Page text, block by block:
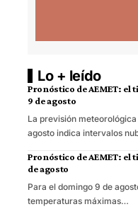
Lo + leído
Pronóstico de AEMET: el
9 de agosto
La previsión
agosto indica intervalos
Pronóstico de AEMET: el
de agosto
Para el domingo 9 de
temperaturas máximas…